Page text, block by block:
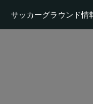
サッカーグラウンド情